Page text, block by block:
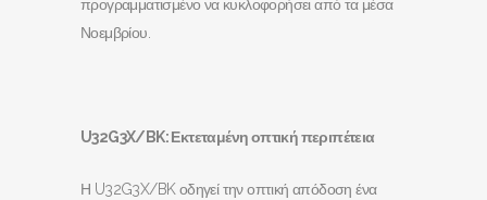
προγραμματισμένο να κυκλοφορήσει από τα μέσα
Νοεμβρίου.
U32G3X/ BK: Εκτεταμένη οπτική περιπέτεια
Η U32G3X/BK οδηγεί την οπτική απόδοση ένα